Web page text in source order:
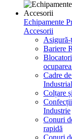
Echipamente
Accesorii
Bariere
Cadre
Colțare
Industrie
Conuri
rapidă
Conuri